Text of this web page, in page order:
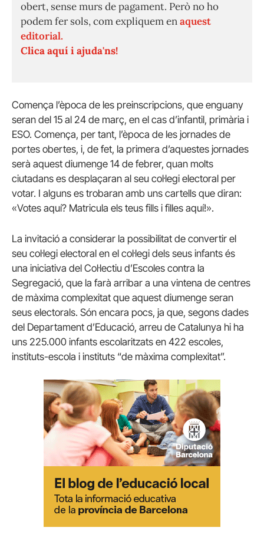
obert, sense murs de pagament. Però no ho
podem fer sols, com expliquem enaquest
editorial.
Clica aquí i ajuda'ns!
Comença l’època de les preinscripcions, que enguany
seran del 15 al 24 de març, en el cas d’infantil, primària i
ESO. Comença, per tant, l’època de les jornades de
portes obertes, i, de fet, la primera d’aquestes jornades
serà aquest diumenge 14 de febrer, quan molts
ciutadans es desplaçaran al seu col·legi electoral per
votar. I alguns es trobaran amb uns cartells que diran:
«Votes aquí? Matricula els teus fills i filles aquí!».
La invitació a considerar la possibilitat de convertir el
seu col·legi electoral en el col·legi dels seus infants és
una iniciativa del Col·lectiu d’Escoles contra la
Segregació, que la farà arribar a una vintena de centres
de màxima complexitat que aquest diumenge seran
seus electorals. Són encara pocs, ja que, segons dades
del Departament d’Educació, arreu de Catalunya hi ha
uns 225.000 infants escolaritzats en 422 escoles,
instituts-escola i instituts “de màxima complexitat”.